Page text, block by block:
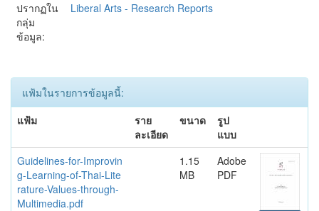
ปรากฏใน
กลุ่ม
ข้อมูล:
Liberal Arts - Research Reports
แฟ้มในรายการข้อมูลนี้:
แฟ้ม
ราย
ละเอียด
ขนาด
รูป
แบบ
Guidelines-for-Improvin
g-Learning-of-Thai-Lite
rature-Values-through-
Multimedia.pdf
1.15
MB
Adobe
PDF